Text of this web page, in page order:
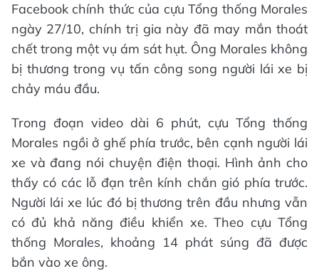
Facebook chính thức của cựu Tổng thống Morales
ngày 27/10, chính trị gia này đã may mắn thoát
chết trong một vụ ám sát hụt. Ông Morales không
bị thương trong vụ tấn công song người lái xe bị
chảy máu đầu.
Trong đoạn video dài 6 phút, cựu Tổng thống
Morales ngồi ở ghế phía trước, bên cạnh người lái
xe và đang nói chuyện điện thoại. Hình ảnh cho
thấy có các lỗ đạn trên kính chắn gió phía trước.
Người lái xe lúc đó bị thương trên đầu nhưng vẫn
có đủ khả năng điều khiển xe. Theo cựu Tổng
thống Morales, khoảng 14 phát súng đã được
bắn vào xe ông.